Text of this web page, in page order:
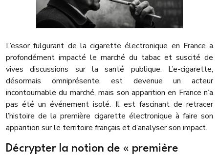
L’essor fulgurant de la cigarette électronique en France a
profondément impacté le marché du tabac et suscité de
vives discussions sur la santé publique. L’e-cigarette,
désormais omniprésente, est devenue un acteur
incontournable du marché, mais son apparition en France n’a
pas été un événement isolé. Il est fascinant de retracer
l’histoire de la première cigarette électronique à faire son
apparition sur le territoire français et d’analyser son impact.
Décrypter la notion de « première